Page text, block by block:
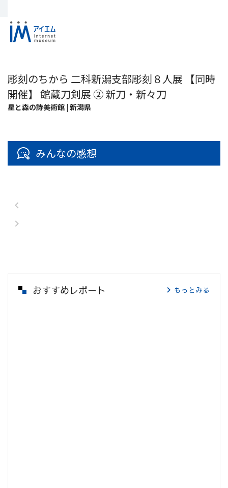
彫刻のちから 二科新潟支部彫刻８人展 【同時
開催】 館蔵刀剣展 ② 新刀・新々刀
星と森の詩美術館 | 新潟県
みんなの感想
おすすめレポート もっとみる